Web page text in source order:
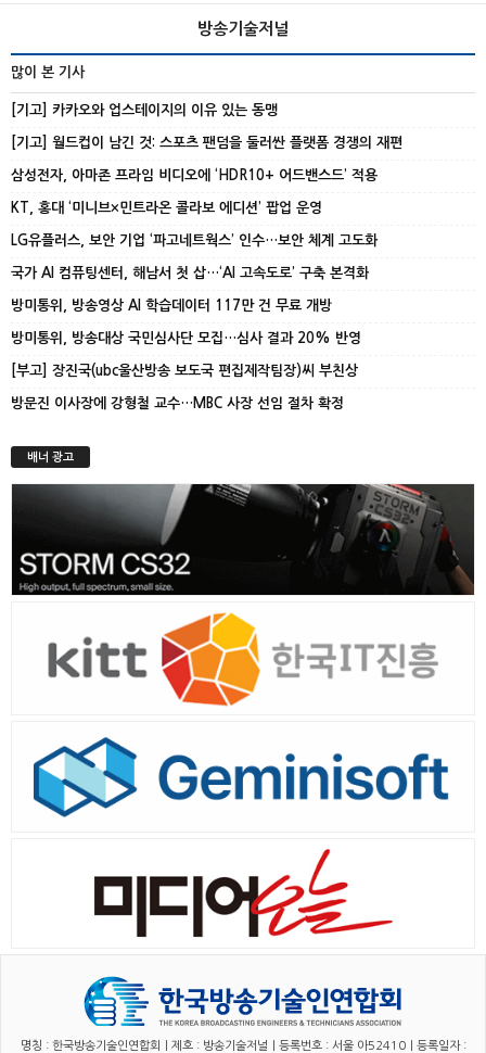
방송기술저널
많이 본 기사
[기고] 카카오와 업스테이지의 이유 있는 동맹
[기고] 월드컵이 남긴 것: 스포츠 팬덤을 둘러싼 플랫폼 경쟁의 재편
삼성전자, 아마존 프라임 비디오에 ‘HDR10+ 어드밴스드’ 적용
KT, 홍대 ‘미니브×민트라온 콜라보 에디션’ 팝업 운영
LG유플러스, 보안 기업 ‘파고네트웍스’ 인수…보안 체계 고도화
국가 AI 컴퓨팅센터, 해남서 첫 삽…‘AI 고속도로’ 구축 본격화
방미통위, 방송영상 AI 학습데이터 117만 건 무료 개방
방미통위, 방송대상 국민심사단 모집…심사 결과 20% 반영
[부고] 장진국(ubc울산방송 보도국 편집제작팀장)씨 부친상
방문진 이사장에 강형철 교수…MBC 사장 선임 절차 확정
배너 광고
명칭 : 한국방송기술인연합회｜제호 : 방송기술저널｜등록번호 : 서울 아52410｜등록일자 :